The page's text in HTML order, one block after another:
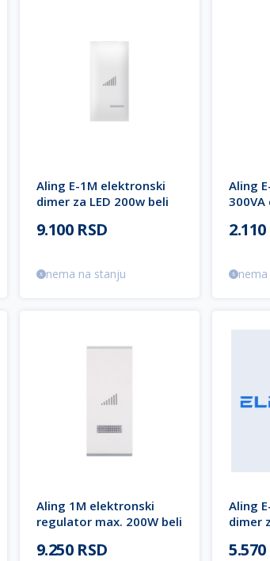
Aling E-1M elektronski
dimer za LED 200w beli
9.100 RSD
nema na stanju
Aling
300VA
Aling 1M elektronski
regulator max. 200W beli
9.250 RSD
Aling
dimer
5.570